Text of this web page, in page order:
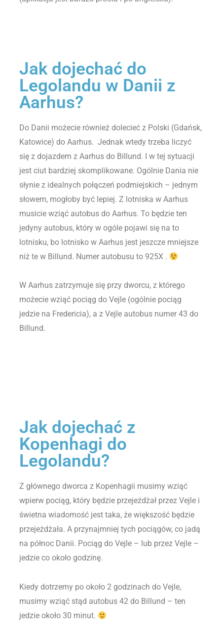
Jak dojechać do
Legolandu w Danii z
Aarhus?
Do Danii możecie również dolecieć z Polski (Gdańsk,
Katowice) do Aarhus. Jednak wtedy trzeba liczyć
się z dojazdem z Aarhus do Billund. I w tej sytuacji
jest ciut bardziej skomplikowane. Ogólnie Dania nie
słynie z idealnych połączeń podmiejskich – jednym
słowem, mogłoby być lepiej. Z lotniska w Aarhus
musicie wziąć autobus do Aarhus. To będzie ten
jedyny autobus, który w ogóle pojawi się na to
lotnisku, bo lotnisko w Aarhus jest jeszcze mniejsze
niż te w Billund. Numer autobusu to 925X .
W Aarhus zatrzymuje się przy dworcu, z którego
możecie wziąć pociąg do Vejle (ogólnie pociąg
jedzie na Fredericia), a z Vejle autobus numer 43 do
Billund.
Jak dojechać z
Kopenhagi do
Legolandu?
Z głównego dworca z Kopenhagii musimy wziąć
wpierw pociąg, który będzie przejeżdżał przez Vejle i
świetna wiadomość jest taka, że większość będzie
przejeżdżała. A przynajmniej tych pociągów, co jadą
na północ Danii. Pociąg do Vejle – lub przez Vejle –
jedzie co około godzinę.
Kiedy dotrzemy po około 2 godzinach do Vejle,
musimy wziąć stąd autobus 42 do Billund – ten
jedzie około 30 minut.